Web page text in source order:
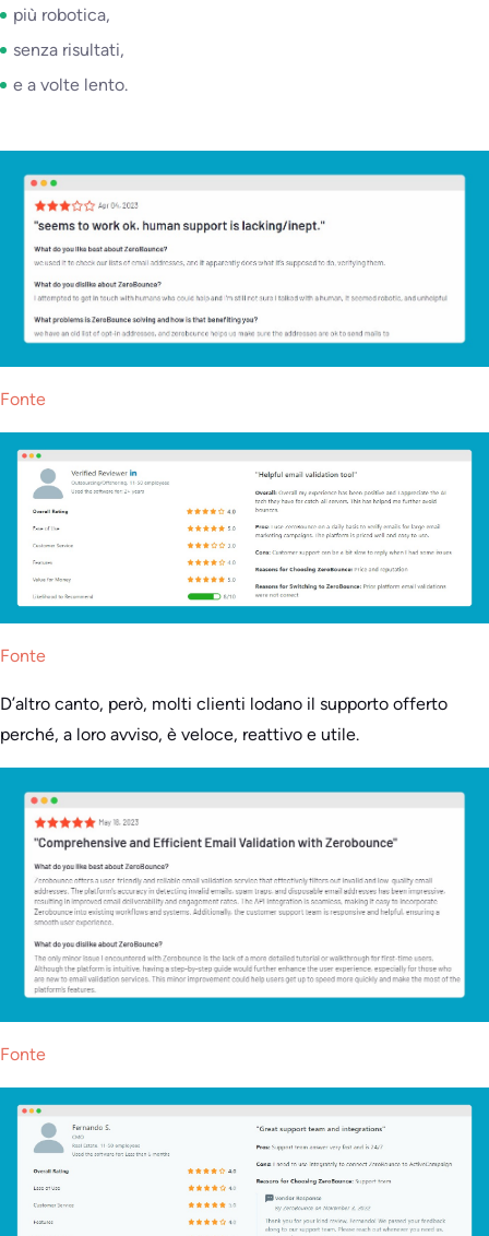
più robotica,
senza risultati,
e a volte lento.
Fonte
Fonte
D’altro canto, però, molti clienti lodano il supporto offerto
perché, a loro avviso, è veloce, reattivo e utile.
Fonte